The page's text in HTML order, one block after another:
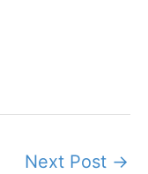
Next Post →